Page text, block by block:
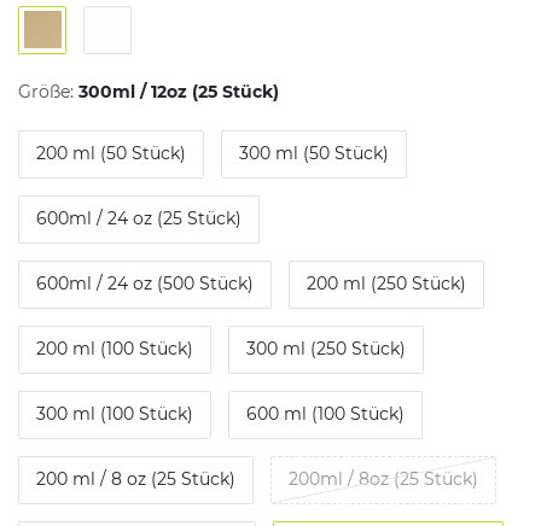
Größe: 300ml / 12oz (25 Stück)
200 ml (50 Stück) 300 ml (50 Stück)
600ml / 24 oz (25 Stück)
600ml / 24 oz (500 Stück) 200 ml (250 Stück)
200 ml (100 Stück) 300 ml (250 Stück)
300 ml (100 Stück) 600 ml (100 Stück)
200 ml / 8 oz (25 Stück) 200ml / 8oz (25 Stück)